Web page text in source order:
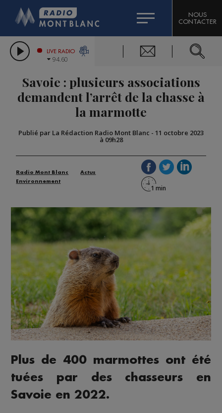
LES CHRONIQUES DE L'EXPERT
CITIZEN MACHINERY
GRAND MASSIF DOMAINES SKIABLES
BIGARD
COMPAGNIE DU MONT-BLANC
NOUS
CONTACTER
LIVE RADIO
94.60
Savoie : plusieurs associations
demandent l’arrêt de la chasse à
la marmotte
Publié par La Rédaction Radio Mont Blanc - 11 octobre 2023
à 09h28
Radio Mont Blanc
Actus
Environnement
Plus de 400 marmottes ont été
tuées par des chasseurs en
Savoie en 2022.